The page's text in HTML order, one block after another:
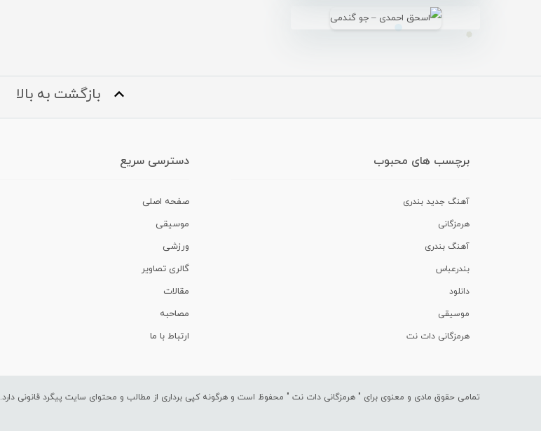
بازگشت به بالا
برچسب های محبوب
آهنگ جدید بندری
هرمزگانی
آهنگ بندری
بندرعباس
دانلود
موسیقی
هرمزگانی دات نت
دسترسی سریع
صفحه اصلی
موسیقی
ورزشی
گالری تصاویر
مقالات
مصاحبه
ارتباط با ما
تمامی حقوق مادی و معنوی برای " هرمزگانی دات نت " محفوظ است و هرگونه کپی برداری از مطالب و محتوای سایت پیگرد قانونی دارد.